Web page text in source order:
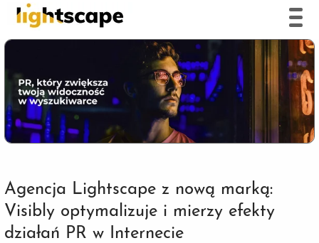
Agencja Lightscape z nową marką:
Visibly optymalizuje i mierzy efekty
działań PR w Internecie